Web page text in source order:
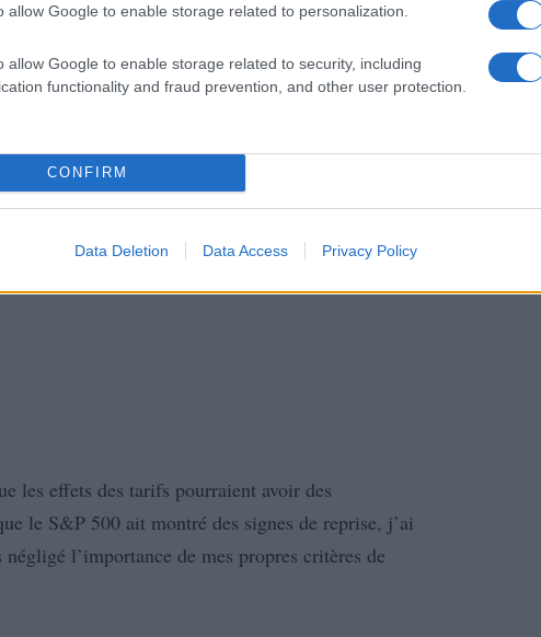
allow Google to enable storage related to personalization.
allow Google to enable storage related to security, including
functionality and fraud prevention, and other user protection.
CONFIRM
Data Deletion Data Access Privacy Policy
les effets des tarifs pourraient avoir des
le S&P 500 ait montré des signes de reprise, j’ai
l’importance de mes propres critères de